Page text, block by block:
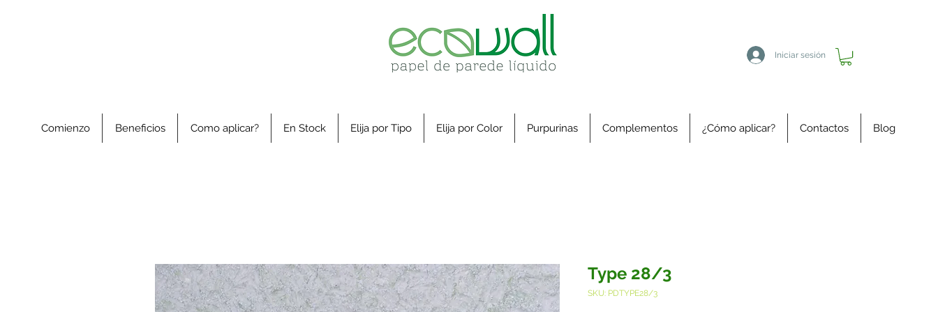
Iniciar sesión
Comienzo Beneficios Como aplicar? En Stock Elija por Tipo Elija por Color Purpurinas Complementos ¿Cómo aplicar? Contactos Blog
Type 28/3
SKU: PDTYPE28/3